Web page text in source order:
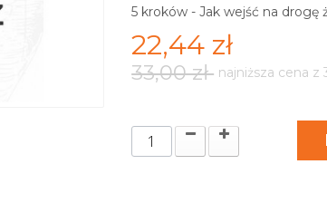
5 kroków - Jak wejść na drogę
22,44 zł
33,00 zł najniższa cena z